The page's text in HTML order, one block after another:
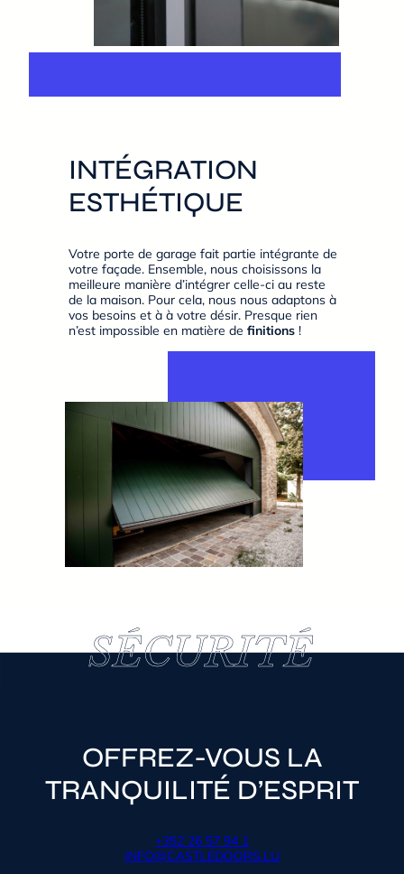
INTÉGRATION
ESTHÉTIQUE
Votre porte de garage fait partie intégrante de
votre façade. Ensemble, nous choisissons la
meilleure manière d’intégrer celle-ci au reste
de la maison. Pour cela, nous nous adaptons à
vos besoins et à à votre désir. Presque rien
n’est impossible en matière de finitions!
SÉCURITÉ
SÉCURITÉ
OFFREZ-VOUS LA
TRANQUILITÉ D’ESPRIT
+352 26 57 94 1
INFO@CASTLEDOORS.LU